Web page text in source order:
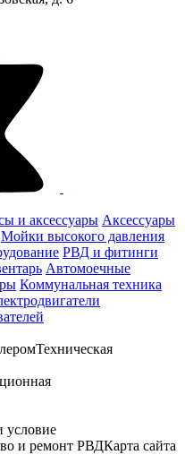
и аксессуары Аксессуары
Мойки высокого давления
РВД и фитинги
Автомоечные
Коммунальная техника
Техническая
условие
и ремонт РВДКарта сайта